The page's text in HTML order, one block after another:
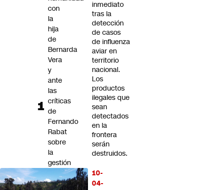
inmediato
tras la
detección
de casos
de influenza
aviar en
territorio
nacional.
Los
productos
ilegales que
sean
detectados
en la
frontera
serán
destruidos.
10-
04-
con
la
hija
de
Bernarda
Vera
y
ante
las
críticas
de
Fernando
Rabat
sobre
la
gestión
del
caso